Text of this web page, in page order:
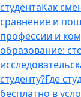
студентаКак
сравнение и
профессии и
образование:
студенту?Где
бесплатно в